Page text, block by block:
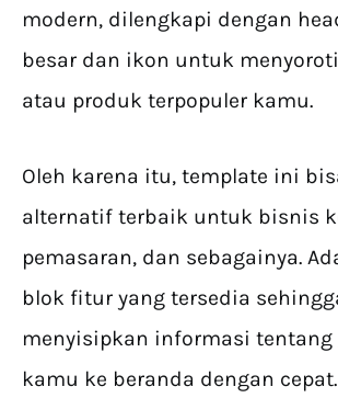
modern, dilengkapi dengan
besar dan ikon untuk
atau produk terpopuler kamu.
Oleh karena itu, template ini
alternatif terbaik untuk bisnis
pemasaran, dan sebagainya.
blok fitur yang tersedia
menyisipkan informasi tentang
kamu ke beranda dengan cepat.